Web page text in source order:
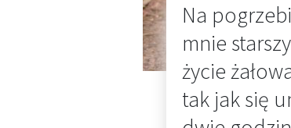
Na
mnie
życie
tak jak się